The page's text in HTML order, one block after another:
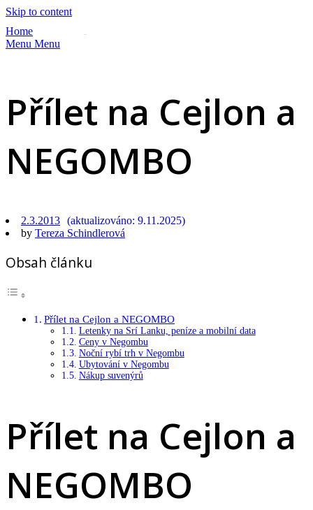
Skip to content
Home
Menu Menu
Přílet na Cejlon a
NEGOMBO
2.3.2013
9.11.2025
by Tereza Schindlerová
Obsah článku
Přílet na Cejlon a NEGOMBO
Letenky na Srí Lanku, peníze a mobilní data
Ceny v Negombu
Noční rybí trh v Negombu
Ubytování v Negombu
Nákup suvenýrů
Přílet na Cejlon a
NEGOMBO